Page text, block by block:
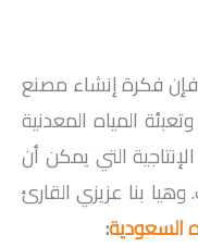
فإن فكرة إنشاء مصنع
المياه المعدنية
التي يمكن أن
بنا عزيزي القارئ
السعودية: